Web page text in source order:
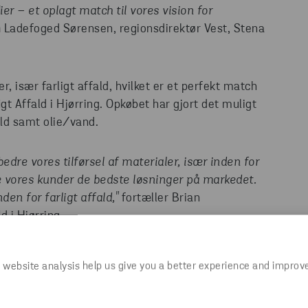
website analysis help us give you a better experience and
– et oplagt match til vores vision for
Ladefoged Sørensen, regionsdirektør Vest, Stena
især farligt affald, hvilket er et perfekt match
Affald i Hjørring. Opkøbet har gjort det muligt
samt olie/vand.
vores tilførsel af materialer, især inden for
kunder de bedste løsninger på markedet.
for farligt affald,"fortæller Brian
i Hjørring.
fortsætte deres daglige arbejde i Hirtshals, nu